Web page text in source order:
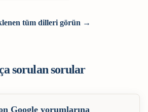
tüm dilleri görün →
sorulan sorular
Google yorumlarına